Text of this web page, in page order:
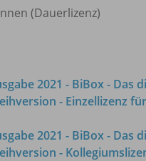
(Dauerlizenz)
2021 - BiBox - Das
- Einzellizenz für
2021 - BiBox - Das
-